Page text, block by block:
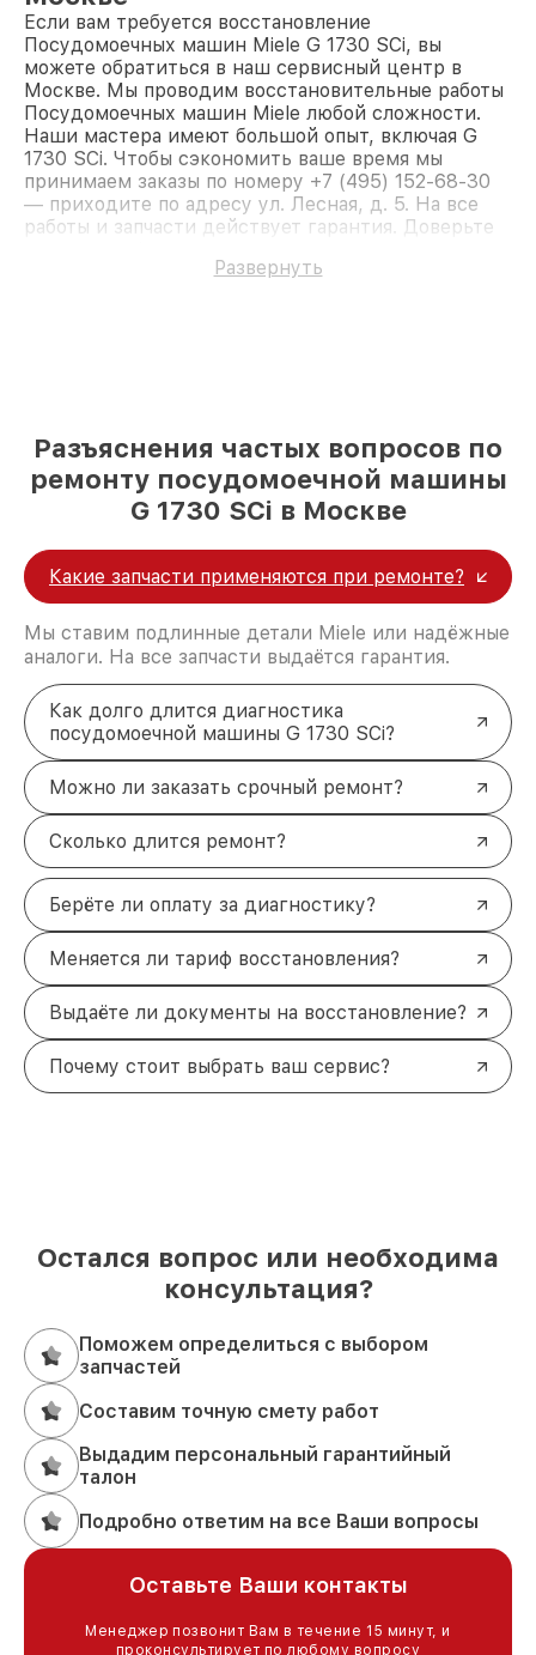
Если вам требуется восстановление
Посудомоечных машин Miele G 1730 SCi, вы
можете обратиться в наш сервисный центр в
Москве. Мы проводим восстановительные работы
Посудомоечных машин Miele любой сложности.
Наши мастера имеют большой опыт, включая G
1730 SCi. Чтобы сэкономить ваше время мы
принимаем заказы по номеру +7 (495) 152-68-30
— приходите по адресу ул. Лесная, д. 5. На все
работы и запчасти действует гарантия. Доверьте
Развернуть
Разъяснения частых вопросов по
ремонту посудомоечной машины
G 1730 SCi в Москве
Какие запчасти применяются при ремонте?
Мы ставим подлинные детали Miele или надёжные
аналоги. На все запчасти выдаётся гарантия.
Как долго длится диагностика
посудомоечной машины G 1730 SCi?
Можно ли заказать срочный ремонт?
Сколько длится ремонт?
Берёте ли оплату за диагностику?
Меняется ли тариф восстановления?
Выдаёте ли документы на восстановление?
Почему стоит выбрать ваш сервис?
Остался вопрос или необходима
консультация?
Поможем определиться с выбором
запчастей
Составим точную смету работ
Выдадим персональный гарантийный
талон
Подробно ответим на все Ваши вопросы
Оставьте Ваши контакты
Менеджер позвонит Вам в течение 15 минут, и
проконсультирует по любому вопросу